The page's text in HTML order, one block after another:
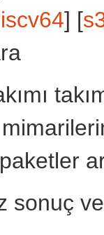
] [
sonuç